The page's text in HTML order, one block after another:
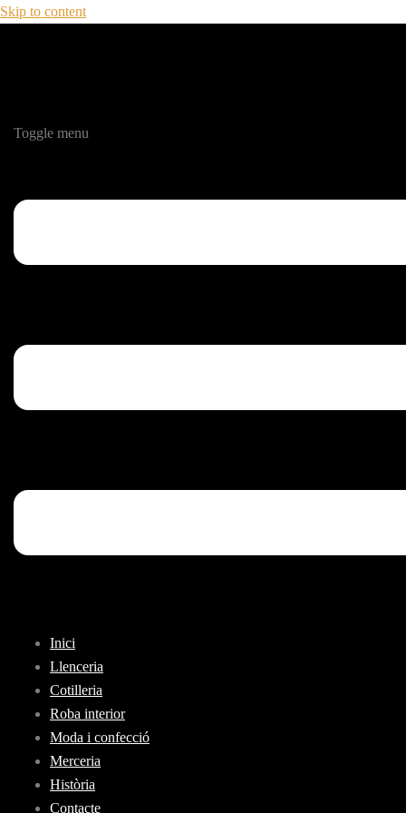
Skip to content
Toggle menu
Inici
Llenceria
Cotilleria
Roba interior
Moda i confecció
Merceria
Història
Contacte